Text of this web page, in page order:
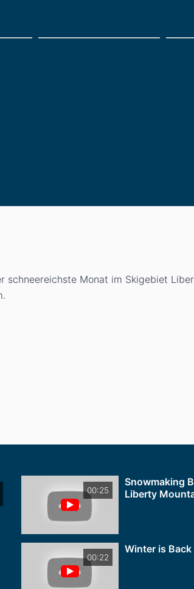
schneereichste Monat im Skigebiet
.
00:25
Snowmaking
Liberty
00:22
Winter is Back